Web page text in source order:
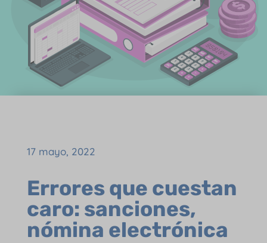
17 mayo, 2022
Errores que cuestan
caro: sanciones,
nómina electrónica